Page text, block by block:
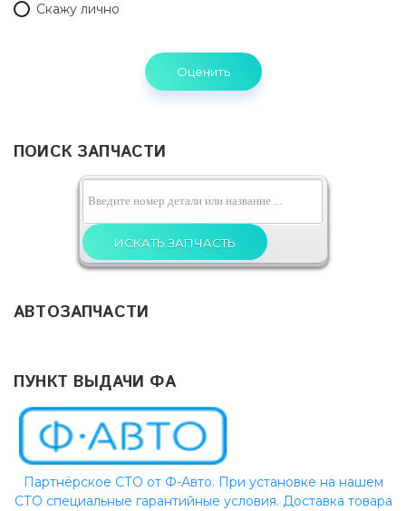
Скажу лично
ПОИСК ЗАПЧАСТИ
АВТОЗАПЧАСТИ
ПУНКТ ВЫДАЧИ ФА
Партнёрское СТО от Ф-Авто. При установке на нашем
СТО специальные гарантийные условия. Доставка товара